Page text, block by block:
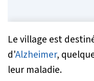
Le village est
d'Alzheimer,
leur maladie.